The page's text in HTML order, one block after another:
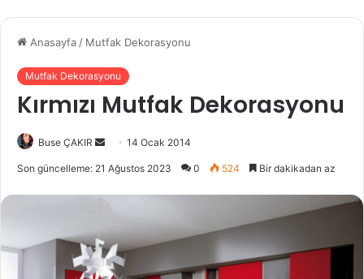
Anasayfa / Mutfak Dekorasyonu
Mutfak Dekorasyonu
Kırmızı Mutfak Dekorasyonu
Buse ÇAKIR
p
o
14 Ocak 2014
Son güncelleme: 21 Ağustos 2023 0 524 Bir dakikadan az